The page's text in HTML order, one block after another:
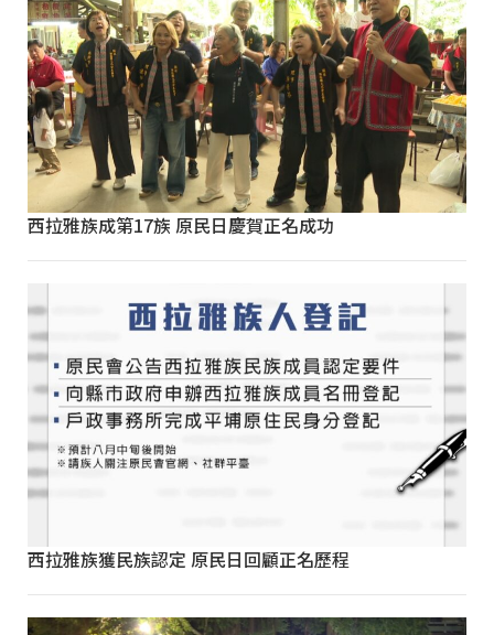
西拉雅族成第17族 原民日慶賀正名成功
西拉雅族獲民族認定 原民日回顧正名歷程